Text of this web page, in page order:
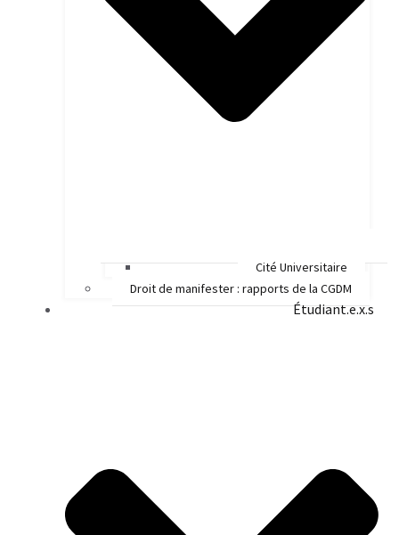
Cité Universitaire
Droit de manifester : rapports de la CGDM
Étudiant.e.x.s